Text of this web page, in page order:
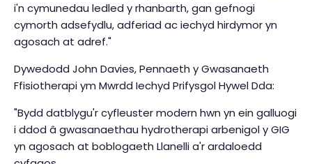
i'n cymunedau ledled y rhanbarth, gan gefnogi
cymorth adsefydlu, adferiad ac iechyd hirdymor yn
agosach at adref."
Dywedodd John Davies, Pennaeth y Gwasanaeth
Ffisiotherapi ym Mwrdd Iechyd Prifysgol Hywel Dda:
"Bydd datblygu'r cyfleuster modern hwn yn ein galluogi
i ddod â gwasanaethau hydrotherapi arbenigol y GIG
yn agosach at boblogaeth Llanelli a'r ardaloedd